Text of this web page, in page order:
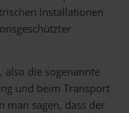
Installationen
also die sogenannte
und beim Transport
man sagen, dass der